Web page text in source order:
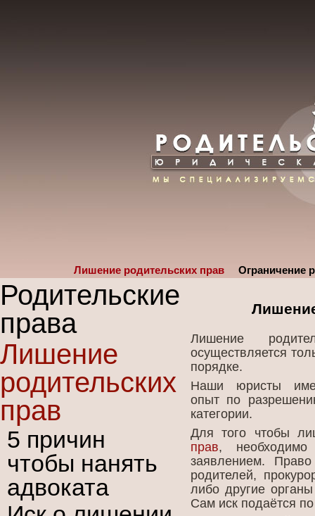
Ограничение
Лишение родительских прав
Родительские
права
Лишение
родительских
прав
5 причин
чтобы нанять
адвоката
Лишение
осуществляется
порядке.
Наши юристы
опыт по
категории.
Для того чтобы
прав,
заявлением.
родителей,
либо другие
Сам иск подаётся